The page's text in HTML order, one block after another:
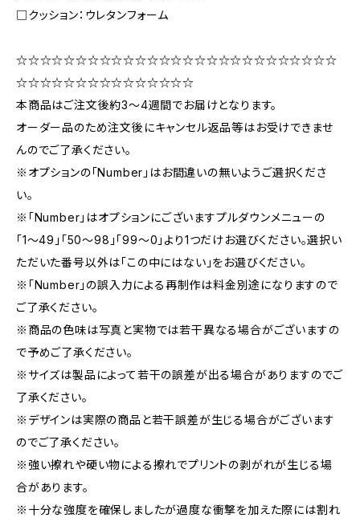
□クッション：ウレタンフォーム
☆☆☆☆☆☆☆☆☆☆☆☆☆☆☆☆☆☆☆☆☆☆☆☆☆☆☆
☆☆☆☆☆☆☆☆☆☆☆☆☆☆☆
本商品はご注文後約3〜4週間でお届けとなります。
オーダー品のため注文後にキャンセル返品等はお受けできませ
んのでご了承ください。
※オプションの「Number」はお間違いの無いようご選択くださ
い。
※「Number」はオプションにございますプルダウンメニューの
「1〜49」「50〜98」「99〜0」より1つだけお選びください。選択い
ただいた番号以外は「この中にはない」をお選びください。
※「Number」の誤入力による再制作は料金別途になりますので
ご了承ください。
※商品の色味は写真と実物では若干異なる場合がございますの
で予めご了承ください。
※サイズは製品によって若干の誤差が出る場合がありますのでご
了承ください。
※デザインは実際の商品と若干誤差が生じる場合がございます
のでご了承ください。
※強い擦れや硬い物による擦れでプリントの剥がれが生じる場
合があります。
※十分な強度を確保しましたが過度な衝撃を加えた際には割れ